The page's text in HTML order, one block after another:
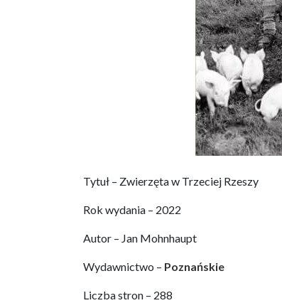
Tytuł – Zwierzęta w Trzeciej Rzeszy
Rok wydania – 2022
Autor – Jan Mohnhaupt
Wydawnictwo – Poznańskie
Liczba stron – 288